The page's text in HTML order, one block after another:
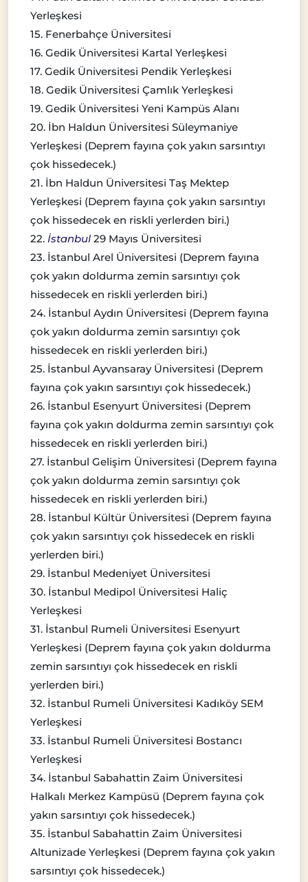
Yerleşkesi
15. Fenerbahçe Üniversitesi
16. Gedik Üniversitesi Kartal Yerleşkesi
17. Gedik Üniversitesi Pendik Yerleşkesi
18. Gedik Üniversitesi Çamlık Yerleşkesi
19. Gedik Üniversitesi Yeni Kampüs Alanı
20. İbn Haldun Üniversitesi Süleymaniye
Yerleşkesi (Deprem fayına çok yakın sarsıntıyı
çok hissedecek.)
21. İbn Haldun Üniversitesi Taş Mektep
Yerleşkesi (Deprem fayına çok yakın sarsıntıyı
çok hissedecek en riskli yerlerden biri.)
22. İstanbul29 Mayıs Üniversitesi
23. İstanbul Arel Üniversitesi (Deprem fayına
çok yakın doldurma zemin sarsıntıyı çok
hissedecek en riskli yerlerden biri.)
24. İstanbul Aydın Üniversitesi (Deprem fayına
çok yakın doldurma zemin sarsıntıyı çok
hissedecek en riskli yerlerden biri.)
25. İstanbul Ayvansaray Üniversitesi (Deprem
fayına çok yakın sarsıntıyı çok hissedecek.)
26. İstanbul Esenyurt Üniversitesi (Deprem
fayına çok yakın doldurma zemin sarsıntıyı çok
hissedecek en riskli yerlerden biri.)
27. İstanbul Gelişim Üniversitesi (Deprem fayına
çok yakın doldurma zemin sarsıntıyı çok
hissedecek en riskli yerlerden biri.)
28. İstanbul Kültür Üniversitesi (Deprem fayına
çok yakın sarsıntıyı çok hissedecek en riskli
yerlerden biri.)
29. İstanbul Medeniyet Üniversitesi
30. İstanbul Medipol Üniversitesi Haliç
Yerleşkesi
31. İstanbul Rumeli Üniversitesi Esenyurt
Yerleşkesi (Deprem fayına çok yakın doldurma
zemin sarsıntıyı çok hissedecek en riskli
yerlerden biri.)
32. İstanbul Rumeli Üniversitesi Kadıköy SEM
Yerleşkesi
33. İstanbul Rumeli Üniversitesi Bostancı
Yerleşkesi
34. İstanbul Sabahattin Zaim Üniversitesi
Halkalı Merkez Kampüsü (Deprem fayına çok
yakın sarsıntıyı çok hissedecek.)
35. İstanbul Sabahattin Zaim Üniversitesi
Altunizade Yerleşkesi (Deprem fayına çok yakın
sarsıntıyı çok hissedecek.)